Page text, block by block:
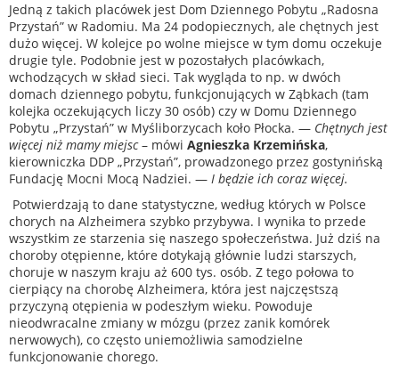
Jedną z takich placówek jest Dom Dziennego Pobytu „Radosna
Przystań” w Radomiu. Ma 24 podopiecznych, ale chętnych jest
dużo więcej. W kolejce po wolne miejsce w tym domu oczekuje
drugie tyle. Podobnie jest w pozostałych placówkach,
wchodzących w skład sieci. Tak wygląda to np. w dwóch
domach dziennego pobytu, funkcjonujących w Ząbkach (tam
kolejka oczekujących liczy 30 osób) czy w Domu Dziennego
Pobytu „Przystań” w Myśliborzycach koło Płocka. — Chętnych jest
więcej niż mamy miejsc– mówi Agnieszka Krzemińska,
kierowniczka DDP „Przystań”, prowadzonego przez gostynińską
Fundację Mocni Mocą Nadziei. — I będzie ich coraz więcej.
Potwierdzają to dane statystyczne, według których w Polsce
chorych na Alzheimera szybko przybywa. I wynika to przede
wszystkim ze starzenia się naszego społeczeństwa. Już dziś na
choroby otępienne, które dotykają głównie ludzi starszych,
choruje w naszym kraju aż 600 tys. osób. Z tego połowa to
cierpiący na chorobę Alzheimera, która jest najczęstszą
przyczyną otępienia w podeszłym wieku. Powoduje
nieodwracalne zmiany w mózgu (przez zanik komórek
nerwowych), co często uniemożliwia samodzielne
funkcjonowanie chorego.